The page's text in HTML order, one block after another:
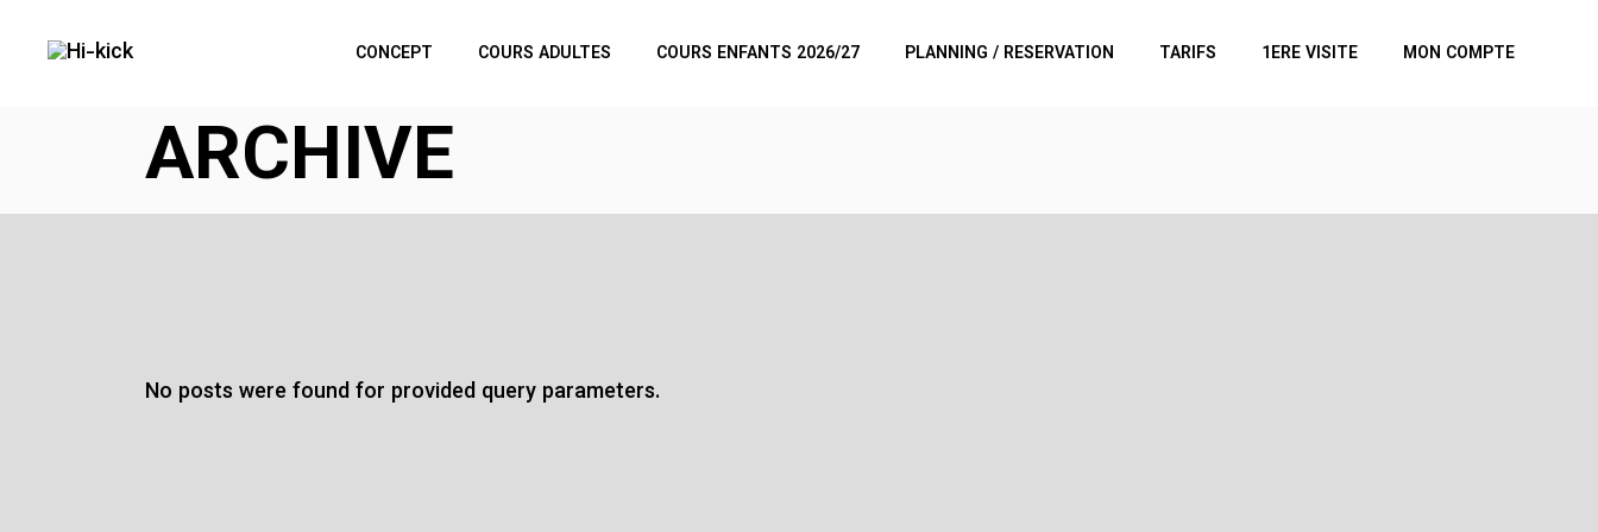
CONCEPT COURS ADULTES COURS ENFANTS 2026/27 PLANNING / RESERVATION TARIFS 1ERE VISITE MON COMPTE
ARCHIVE
No posts were found for provided query parameters.